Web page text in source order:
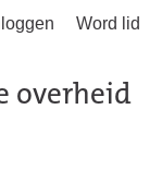
Word lid
overheid